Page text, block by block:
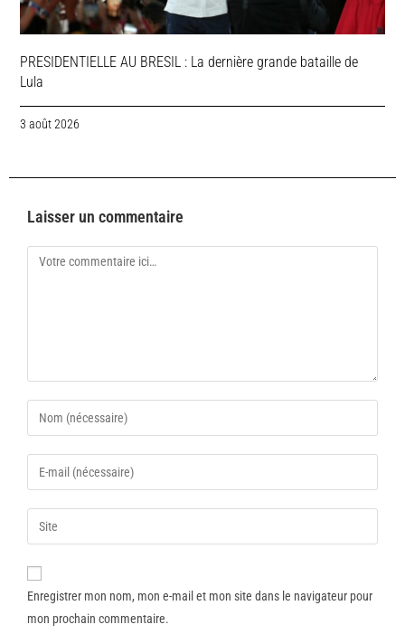
PRESIDENTIELLE AU BRESIL : La dernière grande bataille de
Lula
3 août 2026
Laisser un commentaire
Enregistrer mon nom, mon e-mail et mon site dans le navigateur pour
mon prochain commentaire.